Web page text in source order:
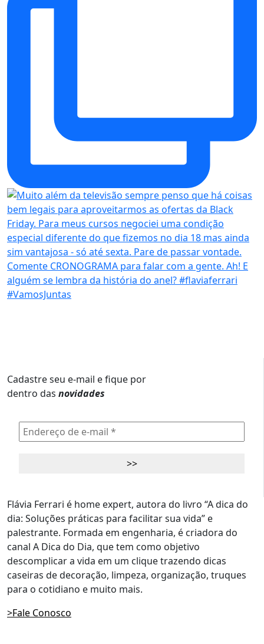
Cadastre seu e-mail e fique por
dentro das novidades
Flávia Ferrari é home expert, autora do livro “A dica do
dia: Soluções práticas para facilitar sua vida” e
palestrante. Formada em engenharia, é criadora do
canal A Dica do Dia, que tem como objetivo
descomplicar a vida em um clique trazendo dicas
caseiras de decoração, limpeza, organização, truques
para o cotidiano e muito mais.
>Fale Conosco